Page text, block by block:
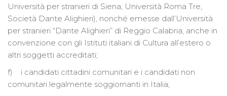
Università per stranieri di Siena, Università Roma Tre,
Società Dante Alighieri), nonché emesse dall’Università
per stranieri “Dante Alighieri” di Reggio Calabria, anche in
convenzione con gli Istituti italiani di Cultura all’estero o
altri soggetti accreditati;
f) i candidati cittadini comunitari e i candidati non
comunitari legalmente soggiornanti in Italia;